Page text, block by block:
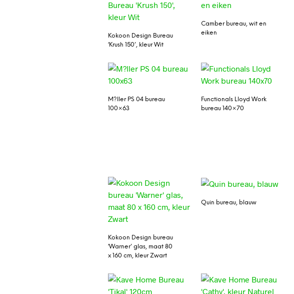
Kokoon Design Bureau
‘Krush 150’, kleur Wit
Camber bureau, wit en
eiken
M?ller PS 04 bureau
100×63
Functionals Lloyd Work
bureau 140×70
Kokoon Design bureau
‘Warner’ glas, maat 80
x 160 cm, kleur Zwart
Quin bureau, blauw